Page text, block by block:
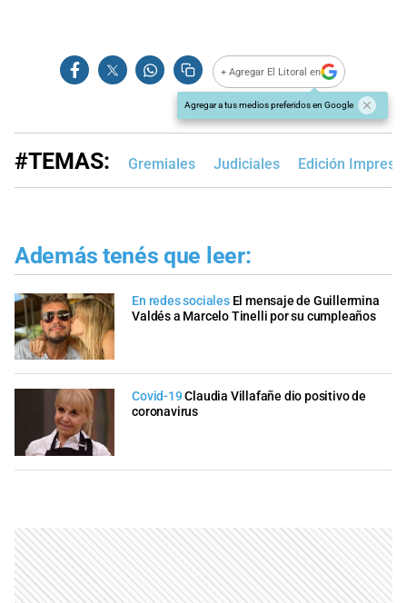
+ Agregar El Litoral en
Agregar a tus medios preferidos en Google
#TEMAS: Gremiales Judiciales Edición Impresa
Además tenés que leer:
En redes sociales El mensaje de Guillermina
Valdés a Marcelo Tinelli por su cumpleaños
Covid-19Claudia Villafañe dio positivo de
coronavirus